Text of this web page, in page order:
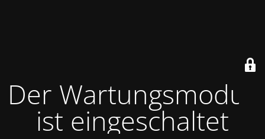
Der Wartungsmodus
ist eingeschaltet